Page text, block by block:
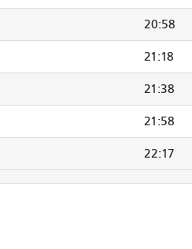
20:58
21:18
21:38
21:58
22:17